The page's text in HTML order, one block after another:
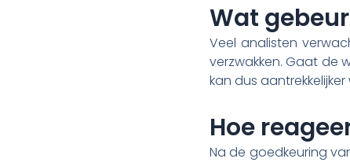
Wat
Veel analisten
verzwakken. Gaat de
kan dus
Hoe
Na de goedkeuring